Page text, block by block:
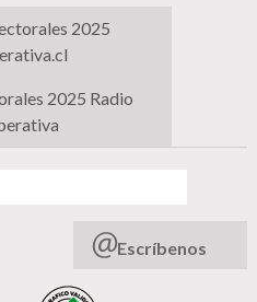
2025
2025 Radio
Escríbenos